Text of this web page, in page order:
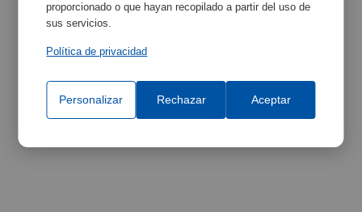
proporcionado o que hayan recopilado a partir del uso de
sus servicios.
Política de privacidad
Personalizar Rechazar Aceptar